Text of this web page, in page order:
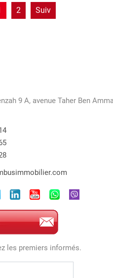
Leaflet
| ©
2 Suiv
9 A, avenue Taher Ben
les premiers informés.